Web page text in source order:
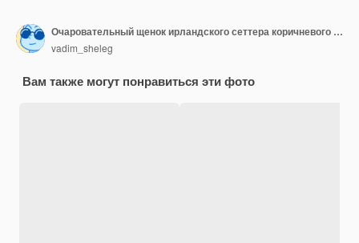
Очаровательный щенок ирландского сеттера коричневого цвета на белом фоне.
vadim_sheleg
Вам также могут понравиться эти фото